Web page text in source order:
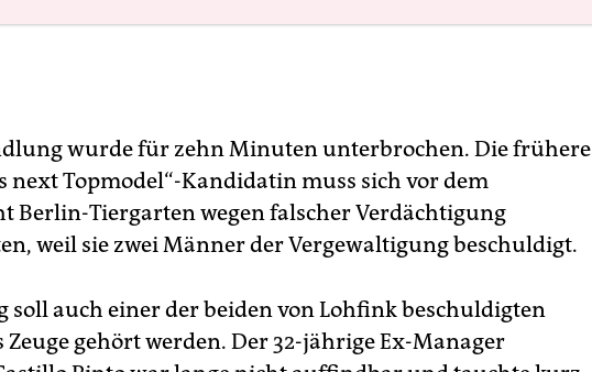
wurde für zehn Minuten unterbrochen. Die frühere
next Topmodel“-Kandidatin muss sich vor dem
Berlin-Tiergarten wegen falscher Verdächtigung
weil sie zwei Männer der Vergewaltigung beschuldigt.
soll auch einer der beiden von Lohfink beschuldigten
gehört werden. Der 32-jährige Ex-Manager